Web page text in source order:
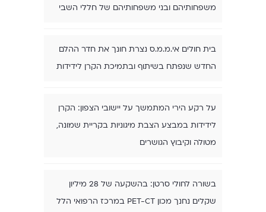
משפחותיהם ובני משפחותיהם של חללי השבי
בית חולים אי.מ.מ.ס נצרת חונך את חדר ההלם
החדש שנפתח בשיתוף ובתמיכת הקרן לידידות
על רקע הירי המתמשך על יישובי הצפון: הקרן
לידידות במבצע הצבת מיגוניות בקריית שמונה,
מטולה וקיבוץ הגושרים
בשורה לחולי סרטן: בהשקעה של 28 מיליון
שקלים נחנך מכון PET-CT במרכז הרפואי הלל